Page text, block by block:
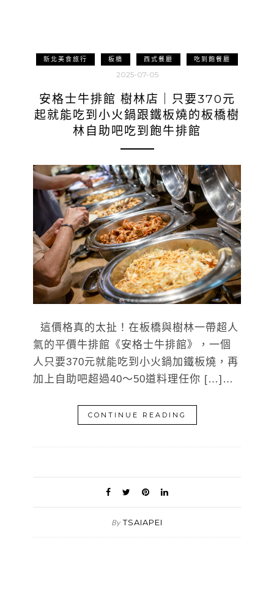
新北美食旅行 板橋 西式餐廳 吃到飽餐廳
2025-07-05
安格士牛排館 樹林店｜只要370元
起就能吃到小火鍋跟鐵板燒的板橋樹
林自助吧吃到飽牛排館
這價格真的太扯！在板橋與樹林一帶超人
氣的平價牛排館《安格士牛排館》，一個
人只要370元就能吃到小火鍋加鐵板燒，再
加上自助吧超過40～50道料理任你 […]…
CONTINUE READING
By TSAIAPEI